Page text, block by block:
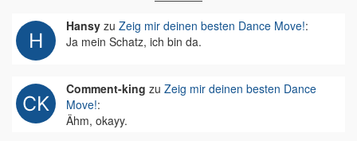
Hansy zu Zeig mir deinen besten Dance Move!:
Ja mein Schatz, ich bin da.
Comment-king zu Zeig mir deinen besten Dance
Move!:
Ähm, okayy.